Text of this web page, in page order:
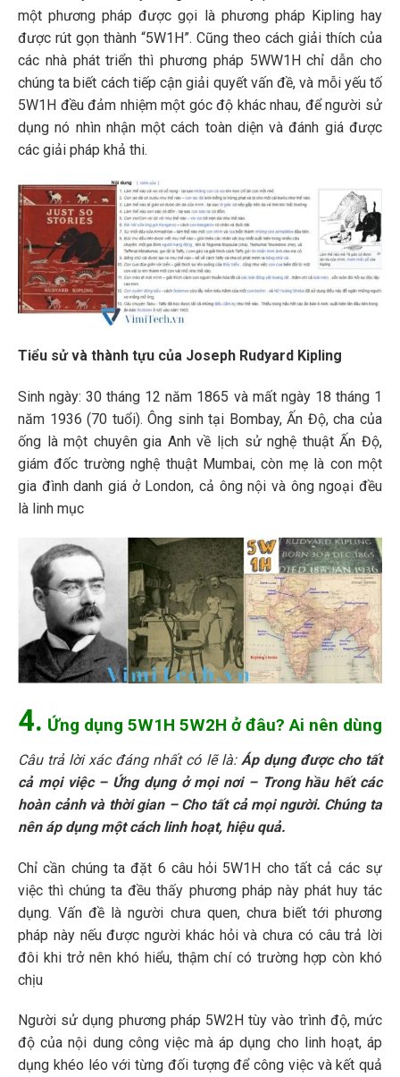
một phương pháp được gọi là phương pháp Kipling hay
được rút gọn thành “5W1H”. Cũng theo cách giải thích của
các nhà phát triển thì phương pháp 5WW1H chỉ dẫn cho
chúng ta biết cách tiếp cận giải quyết vấn đề, và mỗi yếu tố
5W1H đều đảm nhiệm một góc độ khác nhau, để người sử
dụng nó nhìn nhận một cách toàn diện và đánh giá được
các giải pháp khả thi.
Tiểu sử và thành tựu của Joseph Rudyard Kipling
Sinh ngày: 30 tháng 12 năm 1865 và mất ngày 18 tháng 1
năm 1936 (70 tuổi). Ông sinh tại Bombay, Ấn Độ, cha của
ống là một chuyên gia Anh về lịch sử nghệ thuật Ấn Độ,
giám đốc trường nghệ thuật Mumbai, còn mẹ là con một
gia đình danh giá ở London, cả ông nội và ông ngoại đều
là linh mục
4. Ứng dụng 5W1H 5W2H ở đâu? Ai nên dùng
Câu trả lời xác đáng nhất có lẽ là:Áp dụng được cho tất
cả mọi việc – Ứng dụng ở mọi nơi – Trong hầu hết các
hoàn cảnh và thời gian – Cho tất cả mọi người. Chúng ta
nên áp dụng một cách linh hoạt, hiệu quả.
Chỉ cần chúng ta đặt 6 câu hỏi 5W1H cho tất cả các sự
việc thì chúng ta đều thấy phương pháp này phát huy tác
dụng. Vấn đề là người chưa quen, chưa biết tới phương
pháp này nếu được người khác hỏi và chưa có câu trả lời
đôi khi trở nên khó hiểu, thậm chí có trường hợp còn khó
chịu
Người sử dụng phương pháp 5W2H tùy vào trình độ, mức
độ của nội dung công việc mà áp dụng cho linh hoạt, áp
dụng khéo léo với từng đối tượng để công việc và kết quả